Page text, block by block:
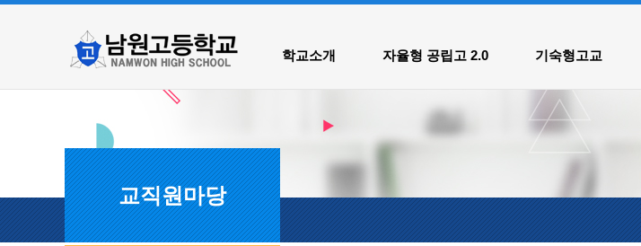
메인메뉴 바로
본문내용 바로
학교소개 자율형 공립고 2.0 기숙형고교
교직원마당